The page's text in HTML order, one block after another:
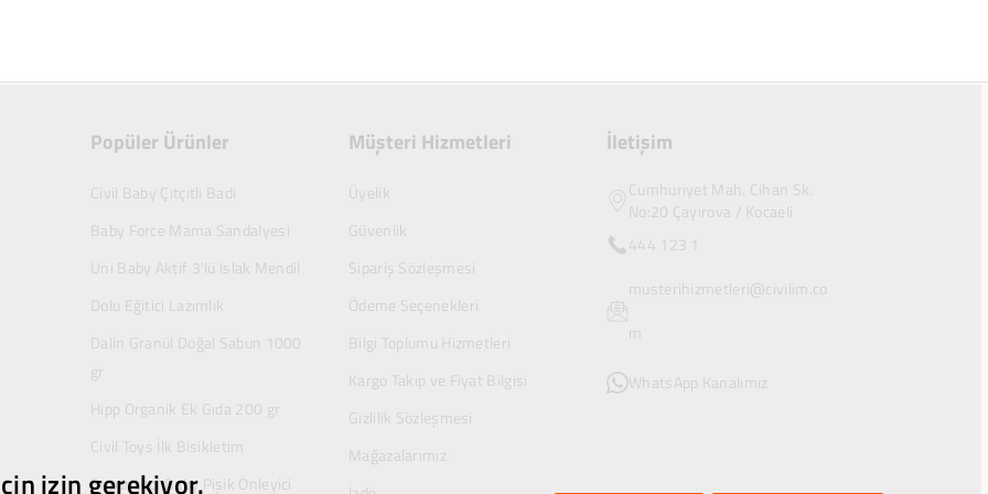
Popüler Ürünler
Civil Baby Çıtçıtlı Badi
Baby Force Mama Sandalyesi
Uni Baby Aktif 3'lü Islak Mendil
Dolu Eğitici Lazımlık
Dalin Granül Doğal Sabun 1000
gr
Hipp Organik Ek Gıda 200 gr
Civil Toys İlk Bisikletim
Bepanthol Baby Pişik Önleyici
Müşteri Hizmetleri
Üyelik
Güvenlik
Sipariş Sözleşmesi
Ödeme Seçenekleri
Bilgi Toplumu Hizmetleri
Kargo Takip ve Fiyat Bilgisi
Gizlilik Sözleşmesi
Mağazalarımız
İletişim
Cumhuriyet Mah. Cihan Sk.
No:20 Çayırova / Kocaeli
444 123 1
musterihizmetleri@civilim.co
m
WhatsApp Kanalımız
izin gerekiyor.